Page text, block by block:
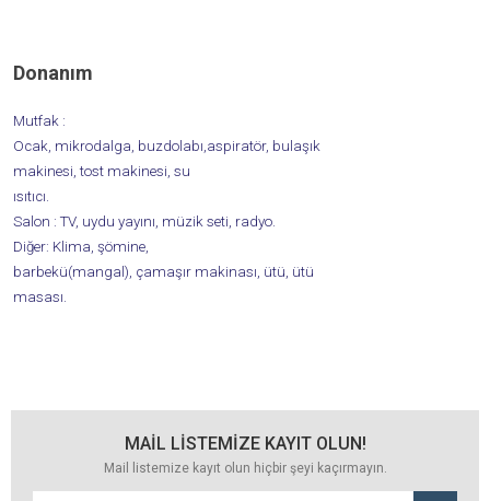
Donanım
Mutfak :
Ocak, mikrodalga, buzdolabı,aspiratör, bulaşık
makinesi, tost makinesi, su
ısıtıcı.
Salon : TV, uydu yayını, müzik seti, radyo.
Diğer: Klima, şömine,
barbekü(mangal), çamaşır makinası, ütü, ütü
masası.
MAİL LİSTEMİZE KAYIT OLUN!
Mail listemize kayıt olun hiçbir şeyi kaçırmayın.